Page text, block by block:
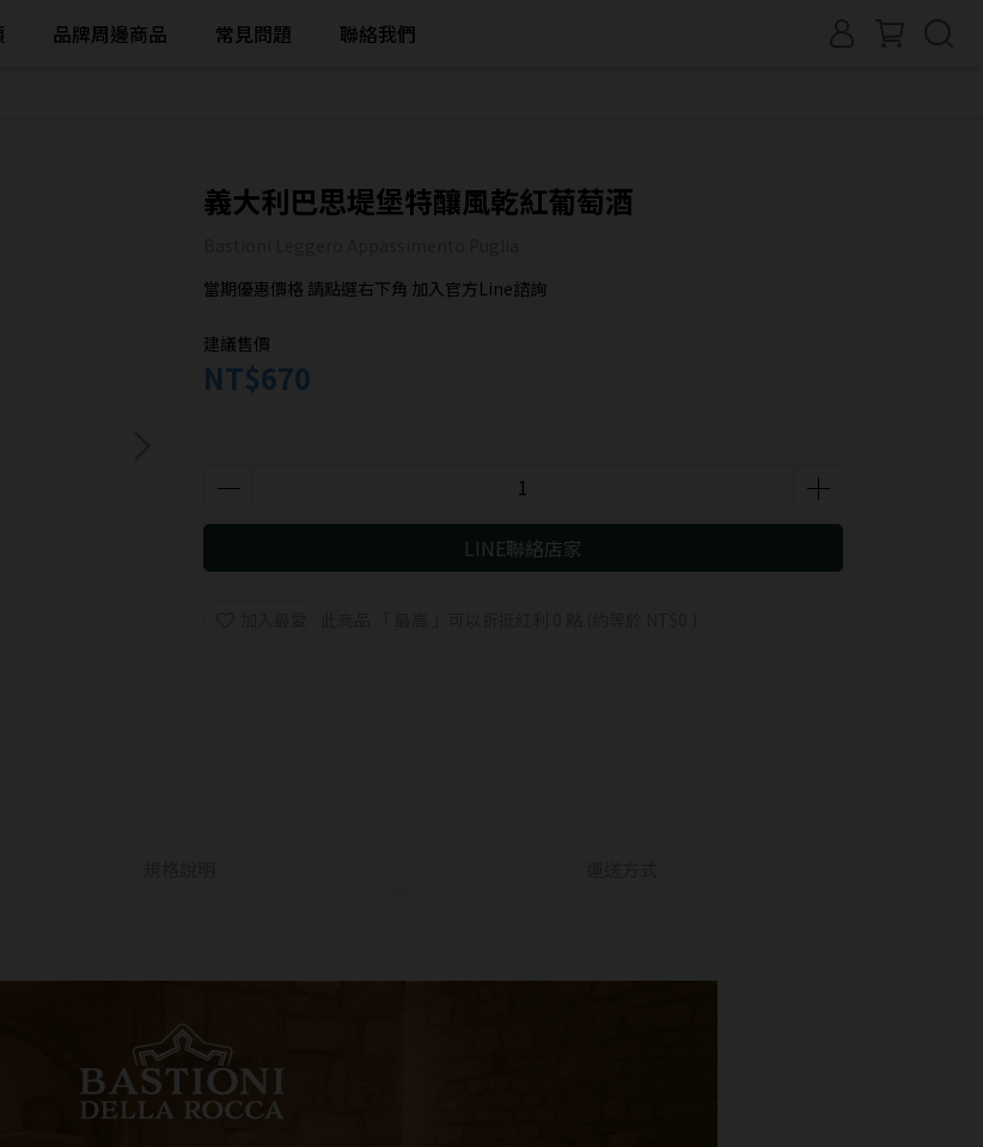
品牌周邊商品 常見問題 聯絡我們
義大利巴思堤堡特釀風乾紅葡萄酒
當期優惠價格 請點選右下角 加入官方Line諮詢
建議售價
NT$670